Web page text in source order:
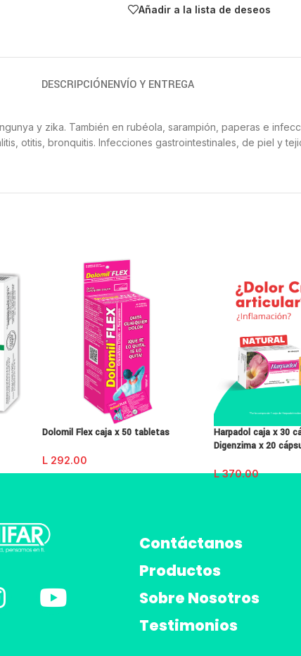
Añadir a la lista de deseos
DESCRIPCIÓNENVÍO Y ENTREGA
y zika. También en rubéola, sarampión, paperas e
otitis, bronquitis. Infecciones gastrointestinales, de piel y
Dolomil Flex caja x 50 tabletas
L292.00
Harpadol caja x 30
Digenzima x 20
L370.00
Contáctanos
Productos
Sobre Nosotros
Testimonios